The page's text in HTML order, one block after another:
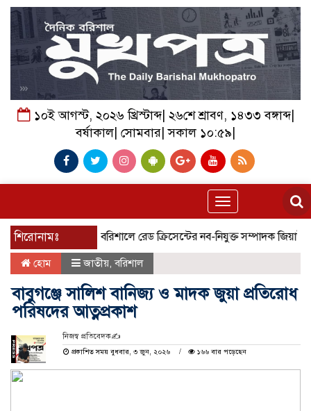
১০ই আগস্ট, ২০২৬ খ্রিস্টাব্দ| ২৬শে শ্রাবণ, ১৪৩৩ বঙ্গাব্দ|
বর্ষাকাল| সোমবার| সকাল ১০:৫৯|
Toggle
navigation
শিরোনামঃ বরিশালে রেড ক্রিসেন্টের নব-নিযুক্ত সম্পাদক জিয়াউদ্দিন
হোম জাতীয়,বরিশাল
বাবুগঞ্জে সালিশ বানিজ্য ও মাদক জুয়া প্রতিরোধ
পরিষদের আত্নপ্রকাশ
নিজস্ব প্রতিবেদক✍️
প্রকাশিত সময় বুধবার, ৩ জুন, ২০২৬
১৬৬ বার পড়েছেন